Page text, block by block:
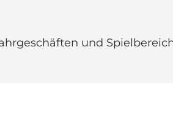
und